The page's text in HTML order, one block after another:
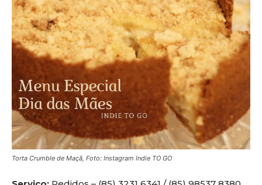
Torta Crumble de Maçã, Foto: Instagram Indie TO GO